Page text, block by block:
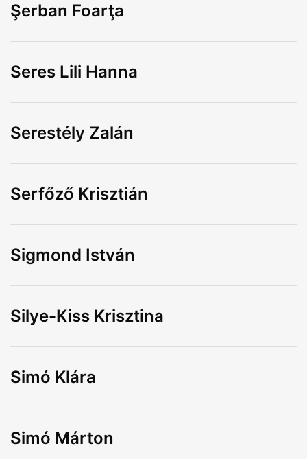
Şerban Foarţa
Seres Lili Hanna
Serestély Zalán
Serfőző Krisztián
Sigmond István
Silye-Kiss Krisztina
Simó Klára
Simó Márton